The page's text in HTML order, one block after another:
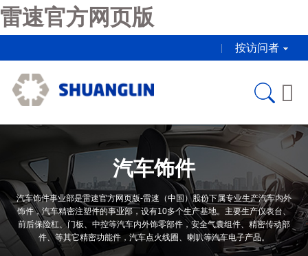
雷速官方网页版
按访问者

汽车饰件
汽车饰件事业部是雷速官方网页版-雷速（中国）股份下属专业生产汽车内外
饰件，汽车精密注塑件的事业部，设有10多个生产基地。主要生产仪表台、
前后保险杠、门板、中控等汽车内外饰零部件，安全气囊组件、精密传动部
件、等其它精密功能件，汽车点火线圈、喇叭等汽车电子产品。